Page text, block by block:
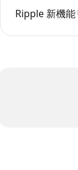
Ripple 新機能